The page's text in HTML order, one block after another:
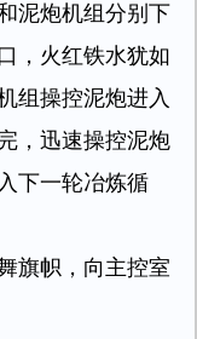
泥炮机组分别下
，火红铁水犹如
组操控泥炮进入
，迅速操控泥炮
下一轮冶炼循
旗帜，向主控室